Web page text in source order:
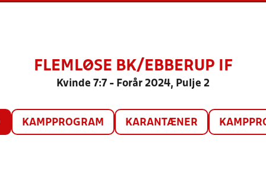
FLEMLØSE BK/EBBERUP IF
Kvinde 7:7 - Forår 2024, Pulje 2
KAMPPROGRAM KARANTÆNER